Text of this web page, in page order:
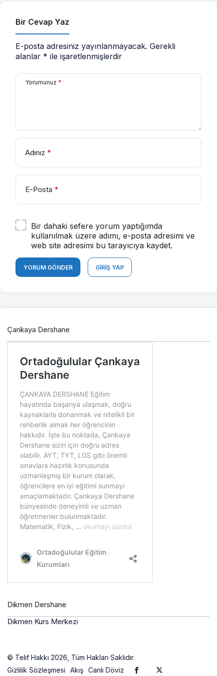
Bir Cevap Yaz
E-posta adresiniz yayınlanmayacak. Gerekli
alanlar * ile işaretlenmişlerdir
Yorumunuz *
Adınız *
E-Posta *
Bir dahaki sefere yorum yaptığımda
kullanılmak üzere adımı, e-posta adresimi ve
web site adresimi bu tarayıcıya kaydet.
YORUM GÖNDER GIRIŞ YAP
Çankaya Dershane
Dikmen Dershane
Dikmen Kurs Merkezi
© Telif Hakkı 2026, Tüm Hakları Saklıdır.
Gizlilik Sözleşmesi
Akış Canlı Döviz